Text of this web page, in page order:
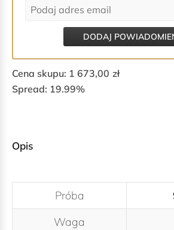
DODAJ
Cena skupu: 1 673,00 zł
Spread: 19.99%
Opis
Próba
Waga